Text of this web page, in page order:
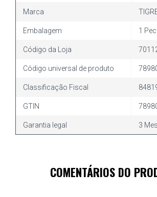
Marca
Embalagem 1
Código da Loja
Código universal de produto
Classificação Fiscal
GTIN
Garantia legal 3
COMENTÁRIOS DO